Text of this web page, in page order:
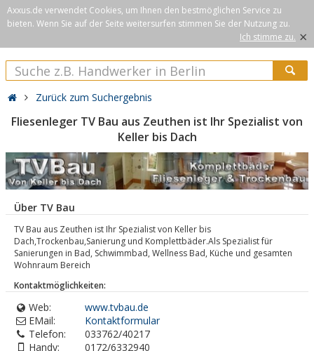
Axxus.de verwendet Cookies, um Ihnen den bestmöglichen Service zu
bieten. Wenn Sie auf der Seite weitersurfen stimmen Sie der Nutzung zu.
Ich stimme zu. ×
Zurück zum Suchergebnis
Fliesenleger TV Bau aus Zeuthen ist Ihr Spezialist von
Keller bis Dach
Über TV Bau
TV Bau aus Zeuthen ist Ihr Spezialist von Keller bis
Dach,Trockenbau,Sanierung und Komplettbäder.Als Spezialist für
Sanierungen in Bad, Schwimmbad, Wellness Bad, Küche und gesamten
Wohnraum Bereich
Kontaktmöglichkeiten:
Web:
www.tvbau.de
EMail:
Kontaktformular
Telefon:
033762/40217
Handy:
0172/6332940